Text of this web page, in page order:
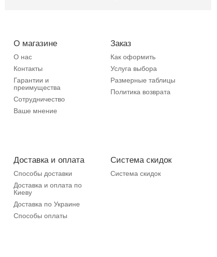
О магазине
О нас
Контакты
Гарантии и
преимущества
Сотрудничество
Ваше мнение
Заказ
Как оформить
Услуга выбора
Размерные таблицы
Политика возврата
Доставка и оплата
Способы доставки
Доставка и оплата по
Киеву
Доставка по Украине
Способы оплаты
Система скидок
Система скидок